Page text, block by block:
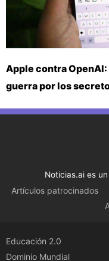
Apple contra
guerra por los
Noticias.ai es
Artículos patrocinados
Educación 2.0
Dominio Mundial